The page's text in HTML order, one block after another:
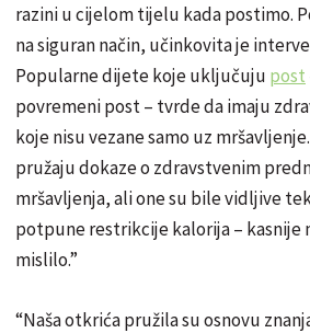
razini u cijelom tijelu kada postimo.
na siguran način, učinkovita je
Popularne dijete koje uključuju post
povremeni post – tvrde da imaju
koje nisu vezane samo uz
pružaju dokaze o zdravstvenim
mršavljenja, ali one su bile vidljive
potpune restrikcije kalorija – kasnije
mislilo.”
“Naša otkrića pružila su osnovu